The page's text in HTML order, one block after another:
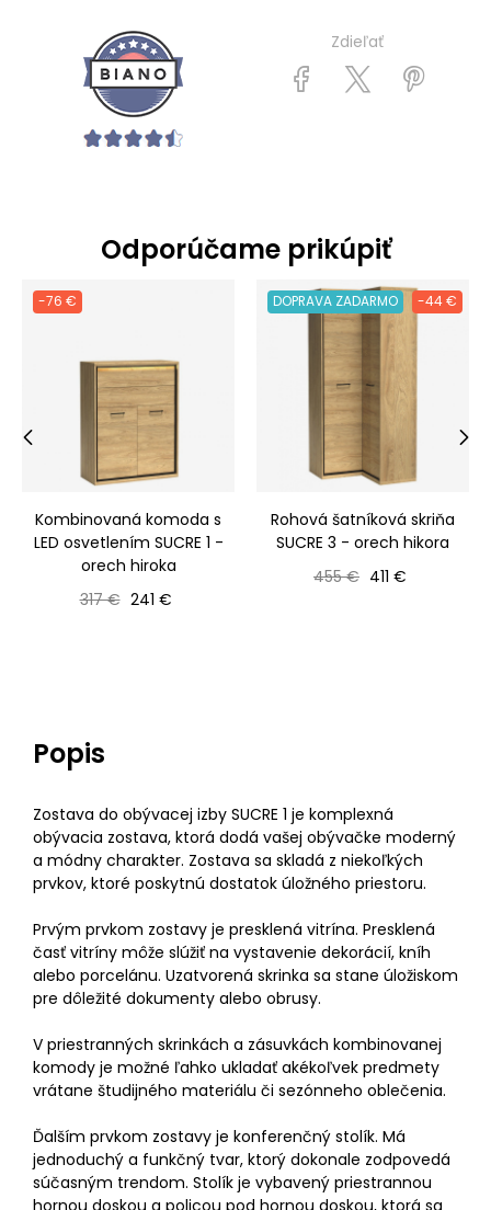
Zdieľať
Odporúčame prikúpiť
-76 €
Kombinovaná komoda s
LED osvetlením SUCRE 1 -
orech hiroka
Bežná cena
317 € Cena
241 €
DOPRAVA ZADARMO -44 €
Rohová šatníková skriňa
SUCRE 3 - orech hikora
Bežná cena
455 € Cena
411 €
Popis
Zostava do obývacej izby SUCRE 1 je komplexná
obývacia zostava, ktorá dodá vašej obývačke moderný
a módny charakter. Zostava sa skladá z niekoľkých
prvkov, ktoré poskytnú dostatok úložného priestoru.
Prvým prvkom zostavy je presklená vitrína. Presklená
časť vitríny môže slúžiť na vystavenie dekorácií, kníh
alebo porcelánu. Uzatvorená skrinka sa stane úložiskom
pre dôležité dokumenty alebo obrusy.
V priestranných skrinkách a zásuvkách kombinovanej
komody je možné ľahko ukladať akékoľvek predmety
vrátane študijného materiálu či sezónneho oblečenia.
Ďalším prvkom zostavy je konferenčný stolík. Má
jednoduchý a funkčný tvar, ktorý dokonale zodpovedá
súčasným trendom. Stolík je vybavený priestrannou
hornou doskou a policou pod hornou doskou, ktorá sa